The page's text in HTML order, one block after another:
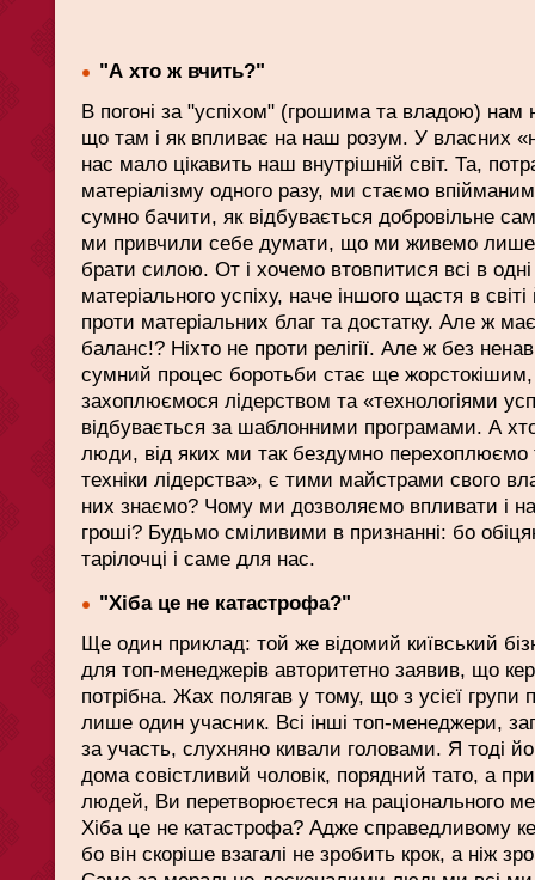
"А хто ж вчить?"
В погоні за "успіхом" (грошима та владою) нам
що там і як впливає на наш розум. У власних
нас мало цікавить наш внутрішній світ. Та,
матеріалізму одного разу, ми стаємо
сумно бачити, як відбувається добровільне
ми привчили себе думати, що ми живемо лише
брати силою. От і хочемо втовпитися всі в одні
матеріального успіху, наче іншого щастя в
проти матеріальних благ та достатку. Але ж
баланс!? Ніхто не проти релігії. Але ж без
сумний процес боротьби стає ще
захоплюємося лідерством та «технологіями
відбувається за шаблонними програмами. А
люди, від яких ми так бездумно перехоплюємо
техніки лідерства», є тими майстрами свого
них знаємо? Чому ми дозволяємо впливати і
гроші? Будьмо сміливими в признанні: бо
тарілочці і саме для нас.
"Хіба це не катастрофа?"
Ще один приклад: той же відомий київський
для топ-менеджерів авторитетно заявив, що
потрібна. Жах полягав у тому, що з усієї групи
лише один учасник. Всі інші топ-менеджери,
за участь, слухняно кивали головами. Я тоді
дома совістливий чоловік, порядний тато, а
людей, Ви перетворюєтеся на раціонального
Хіба це не катастрофа? Адже справедливому
бо він скоріше взагалі не зробить крок, а ніж